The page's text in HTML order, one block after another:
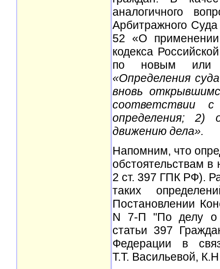
аналогичного
Арбитражного
52 «О применении
кодекса
по новым или
«Определения
вновь
соответствии
определения; 2)
движению дела».
Напомним, что
обстоятельствам
2 ст. 397 ГПК РФ).
таких
Постановлении
N 7-П "По делу о
статьи 397
Федерации в
Т.Т. Васильевой,